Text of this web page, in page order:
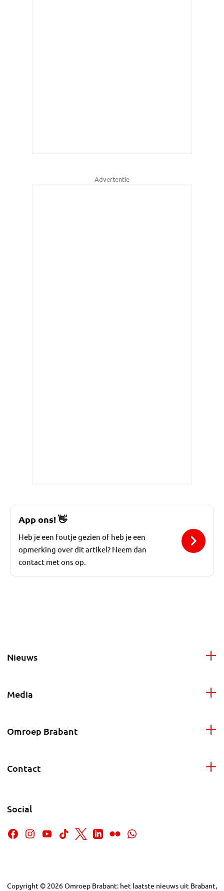
Advertentie
App ons!👋
Heb je een foutje gezien of heb je een
opmerking over dit artikel? Neem dan
contact met ons op.
Nieuws
Media
Omroep Brabant
Contact
Social
Copyright © 2026Omroep Brabant: het laatste nieuws uit Brabant,